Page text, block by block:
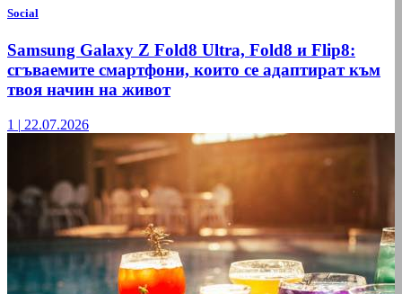
Social
Samsung Galaxy Z Fold8 Ultra, Fold8 и Flip8:
сгъваемите смартфони, които се адаптират към
твоя начин на живот
1 | 22.07.2026